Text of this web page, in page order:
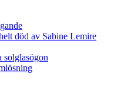
död av Sabine Lemire
solglasögon